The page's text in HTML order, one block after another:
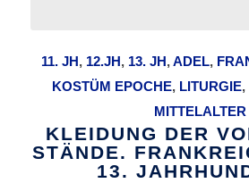
11. JH, 12.JH, 13. JH,ADEL,
KOSTÜM EPOCHE, LITURGIE,
MITTELALTER
KLEIDUNG DER
STÄNDE.
13.